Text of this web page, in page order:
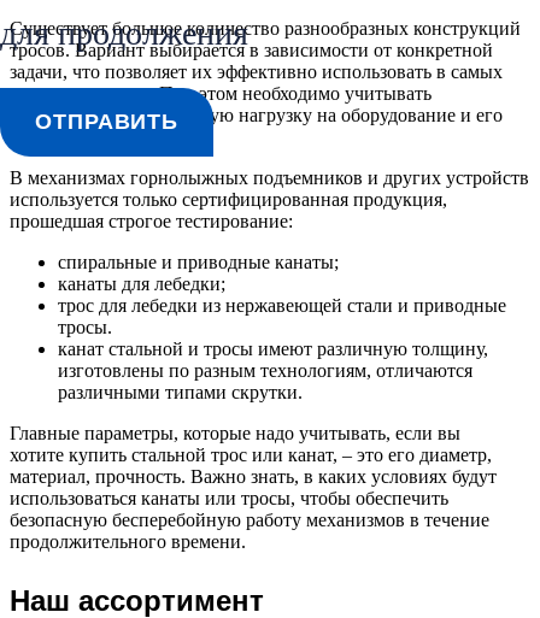
для продолжения
ОТПРАВИТЬ
Существует большое количество разнообразных конструкций
тросов. Вариант выбирается в зависимости от конкретной
задачи, что позволяет их эффективно использовать в самых
разных условиях. При этом необходимо учитывать
возможную максимальную нагрузку на оборудование и его
В механизмах горнолыжных подъемников и других устройств
используется только сертифицированная продукция,
прошедшая строгое тестирование:
спиральные и приводные канаты;
канаты для лебедки;
трос для лебедки из нержавеющей стали и приводные
тросы.
канат стальной и тросы имеют различную толщину,
изготовлены по разным технологиям, отличаются
различными типами скрутки.
Главные параметры, которые надо учитывать, если вы
хотите купить стальной трос или канат, – это его диаметр,
материал, прочность. Важно знать, в каких условиях будут
использоваться канаты или тросы, чтобы обеспечить
безопасную бесперебойную работу механизмов в течение
продолжительного времени.
Наш ассортимент